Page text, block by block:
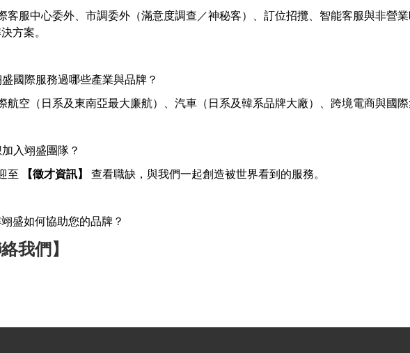
客服中心委外、市調委外（滿意度調查／神秘客）、訂位招攬、智能客服與非營
方案。
盛國際服務過哪些產業與品牌？
航空（日系及東南亞最大廉航）
、汽車（日系及韓系品牌大廠）、跨境電商與國際
加入翊盛團隊？
至
【徵才資訊】 查看職缺，與我們一起創造被世界看到的服務。
盛如何協助您的品牌？
我們】